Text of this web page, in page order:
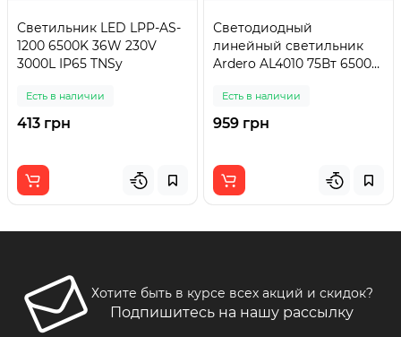
Светильник LED LPP-AS-
1200 6500K 36W 230V
3000L IP65 TNSy
Есть в наличии
413 грн
Светодиодный
линейный светильник
Ardero AL4010 75Вт 6500K
Есть в наличии
959 грн
Хотите быть в курсе всех акций и скидок?
Подпишитесь на нашу рассылку